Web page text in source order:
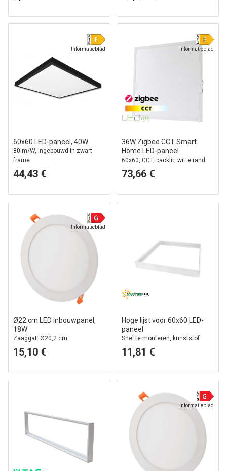
Informatieblad
60x60 LED-paneel, 40W
80lm/W, ingebouwd in zwart
frame
44,43 €
Informatieblad
36W Zigbee CCT Smart
Home LED-paneel
60x60, CCT, backlit, witte rand
73,66 €
Informatieblad
Ø22 cm LED inbouwpanel,
18W
Zaaggat: Ø20,2 cm
15,10 €
Hoge lijst voor 60x60 LED-
paneel
Snel te monteren, kunststof
hoeken, zonder zichtbare
schroeven, witte rand
11,81 €
Informatieblad